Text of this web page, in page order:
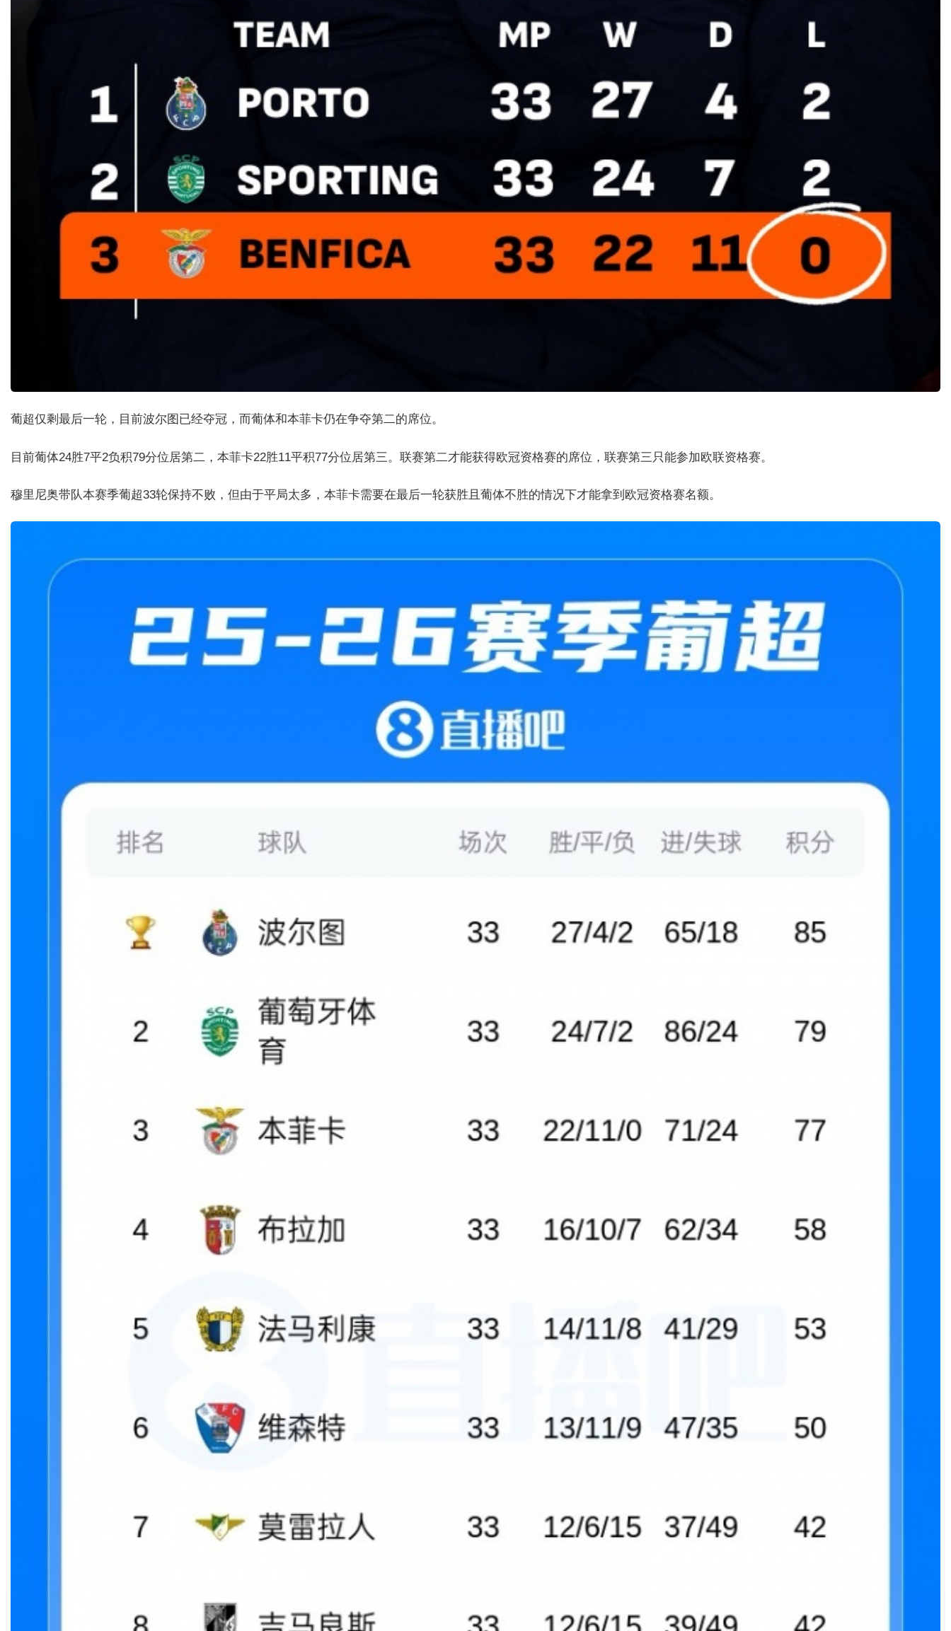
葡超仅剩最后一轮，目前波尔图已经夺冠，而葡体和本菲卡仍在争夺第二的席位。
目前葡体24胜7平2负积79分位居第二，本菲卡22胜11平积77分位居第三。联赛第二才能获得欧冠资格赛的席位，联赛第三只能参加欧联资格赛。
穆里尼奥带队本赛季葡超33轮保持不败，但由于平局太多，本菲卡需要在最后一轮获胜且葡体不胜的情况下才能拿到欧冠资格赛名额。